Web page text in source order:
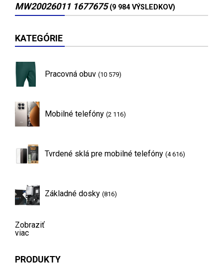
MW20026011 1677675 (9 984 VÝSLEDKOV)
KATEGÓRIE
Pracovná obuv (10 579)
Mobilné telefóny (2 116)
Tvrdené sklá pre mobilné telefóny (4 616)
Základné dosky (816)
Zobraziť
viac
PRODUKTY